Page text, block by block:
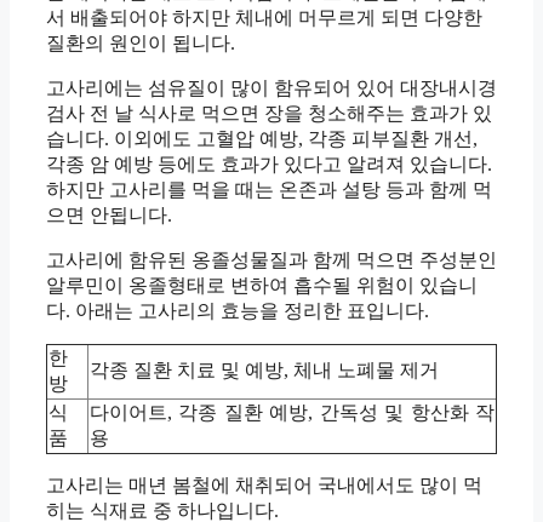
서 배출되어야 하지만 체내에 머무르게 되면 다양한
질환의 원인이 됩니다.
고사리에는 섬유질이 많이 함유되어 있어 대장내시경
검사 전 날 식사로 먹으면 장을 청소해주는 효과가 있
습니다. 이외에도 고혈압 예방, 각종 피부질환 개선,
각종 암 예방 등에도 효과가 있다고 알려져 있습니다.
하지만 고사리를 먹을 때는 온존과 설탕 등과 함께 먹
으면 안됩니다.
고사리에 함유된 옹졸성물질과 함께 먹으면 주성분인
알루민이 옹졸형태로 변하여 흡수될 위험이 있습니
다. 아래는 고사리의 효능을 정리한 표입니다.
한
방
각종 질환 치료 및 예방, 체내 노폐물 제거
식
품
다이어트, 각종 질환 예방, 간독성 및 항산화 작
용
고사리는 매년 봄철에 채취되어 국내에서도 많이 먹
히는 식재료 중 하나입니다.